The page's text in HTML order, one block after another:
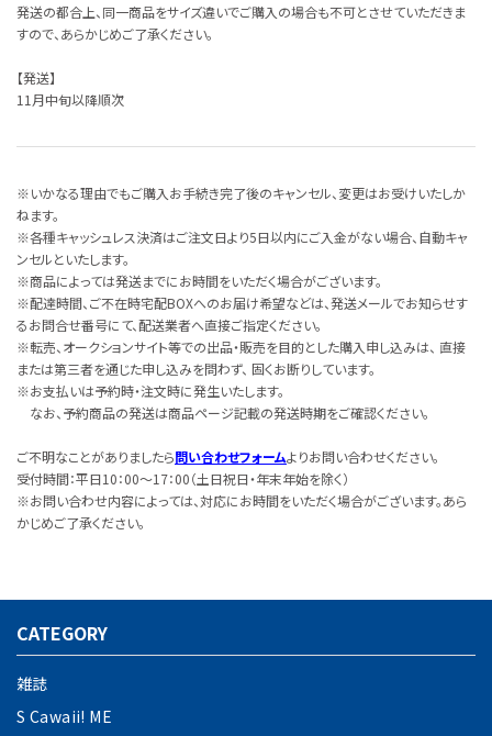
発送の都合上、同一商品をサイズ違いでご購入の場合も不可とさせていただきま
すので、あらかじめご了承ください。
【発送】
11月中旬以降順次
※いかなる理由でもご購入お手続き完了後のキャンセル、変更はお受けいたしか
ねます。
※各種キャッシュレス決済はご注文日より5日以内にご入金がない場合、自動キャ
ンセルといたします。
※商品によっては発送までにお時間をいただく場合がございます。
※配達時間、ご不在時宅配BOXへのお届け希望などは、発送メールでお知らせす
るお問合せ番号にて、配送業者へ直接ご指定ください。
※転売、オークションサイト等での出品・販売を目的とした購入申し込みは、 直接
または第三者を通じた申し込みを問わず、 固くお断りしています。
※お支払いは予約時・注文時に発生いたします。
なお、予約商品の発送は商品ページ記載の発送時期をご確認ください。
ご不明なことがありましたら問い合わせフォームよりお問い合わせください。
受付時間：平日10：00～17：00（土日祝日・年末年始を除く）
※お問い合わせ内容によっては、対応にお時間をいただく場合がございます。あら
かじめご了承ください。
CATEGORY
雑誌
S Cawaii! ME